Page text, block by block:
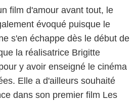
film d'amour avant tout, le
évoqué puisque le
s'en échappe dès le début de
la réalisatrice Brigitte
y avoir enseigné le cinéma
Elle a d'ailleurs souhaité
dans son premier film Les